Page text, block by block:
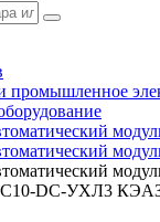
промышленное
DC-УХЛ3